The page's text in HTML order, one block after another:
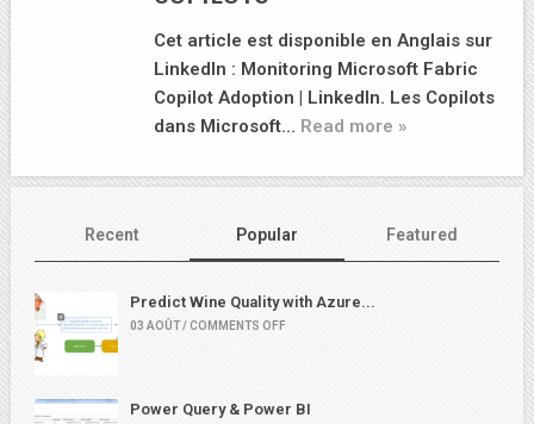
Cet article est disponible en Anglais sur
LinkedIn : Monitoring Microsoft Fabric
Copilot Adoption | LinkedIn. Les Copilots
dans Microsoft… Read more »
Recent Popular Featured
Predict Wine Quality with Azure...
03 AOÛT / COMMENTS OFF
Power Query & Power BI